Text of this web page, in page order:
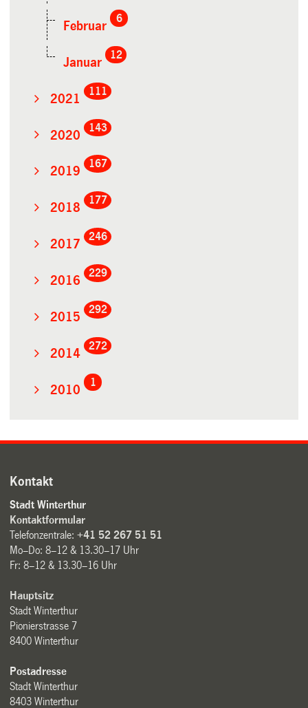
Februar
6
Januar
12
2021
111
2020
143
2019
167
2018
177
2017
246
2016
229
2015
292
2014
272
2010
1
Kontakt
Stadt Winterthur
Kontaktformular
Telefonzentrale:+41 52 267 51 51
Mo–Do: 8–12 & 13.30–17 Uhr
Fr: 8–12 & 13.30–16 Uhr
Hauptsitz
Stadt Winterthur
Pionierstrasse 7
8400 Winterthur
Postadresse
Stadt Winterthur
8403 Winterthur